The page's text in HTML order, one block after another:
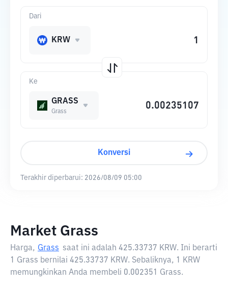
Ke
GRASS
Grass
Dari
KRW
Konversi
Terakhir diperbarui: 2026/08/09 05:00
Market Grass
Harga, Grass saat ini adalah 425.33737 KRW. Ini berarti
1 Grass bernilai 425.33737 KRW. Sebaliknya, 1 KRW
memungkinkan Anda membeli 0.002351 Grass.